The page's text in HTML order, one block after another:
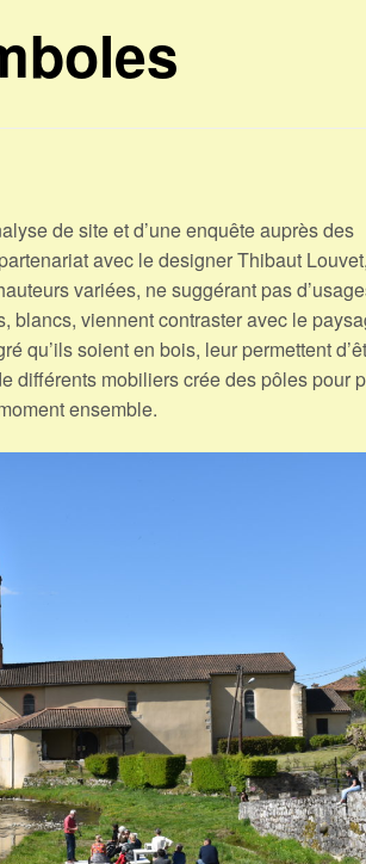
de site et d’une enquête auprès des
avec le designer Thibaut
variées, ne suggérant pas
blancs, viennent contraster avec le
qu’ils soient en bois, leur permettent
différents mobiliers crée des pôles pour
ensemble.